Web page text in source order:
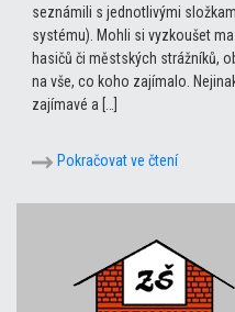
seznámili s jednotlivými
systému). Mohli si vyzkoušet
hasičů či městských strážníků,
na vše, co koho zajímalo.
zajímavé a […]
Pokračovat ve čtení